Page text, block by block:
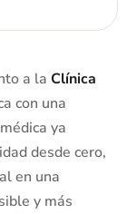
a la Clínica
con una
ya
desde cero,
en una
y más